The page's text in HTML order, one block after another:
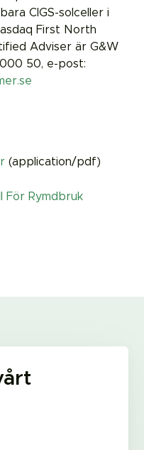
CIGS-solceller i
First North
Adviser är G&W
000 50, e-post:
(application/pdf)
För Rymdbruk